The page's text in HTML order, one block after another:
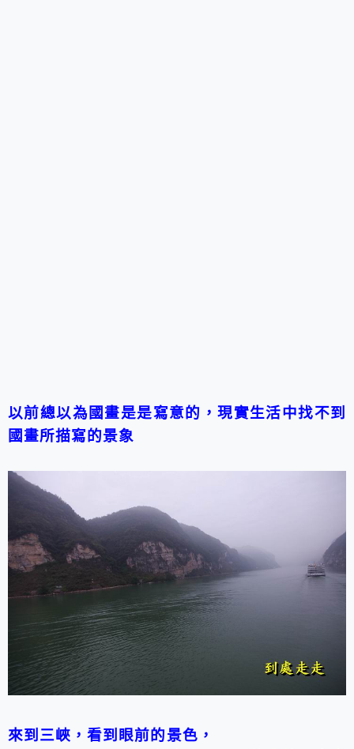
以前總以為國畫是是寫意的，現實生活中找不到
國畫所描寫的景象
來到三峽，看到眼前的景色，